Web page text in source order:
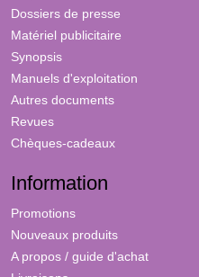
Dossiers de presse
Matériel publicitaire
Synopsis
Manuels d'exploitation
Autres documents
Revues
Chèques-cadeaux
Information
Promotions
Nouveaux produits
A propos / guide d'achat